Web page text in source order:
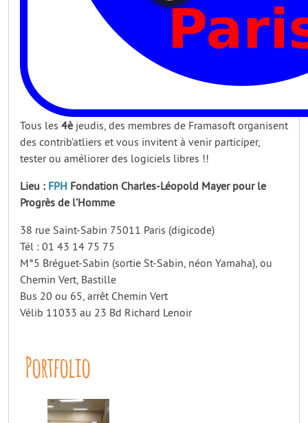
Tous les 4è jeudis, des membres de Framasoft organisent
des contrib’atliers et vous invitent à venir participer,
tester ou améliorer des logiciels libres !!
Lieu : FPH Fondation Charles-Léopold Mayer pour le
Progrès de l’Homme
38 rue Saint-Sabin 75011 Paris (digicode)
Tél : 01 43 14 75 75
M°5 Bréguet-Sabin (sortie St-Sabin, néon Yamaha), ou
Chemin Vert, Bastille
Bus 20 ou 65, arrêt Chemin Vert
Vélib 11033 au 23 Bd Richard Lenoir
Portfolio